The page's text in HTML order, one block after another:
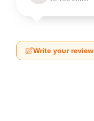
Write your review